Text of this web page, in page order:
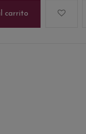
carrito